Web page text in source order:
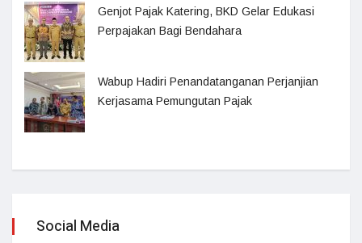
Genjot Pajak Katering, BKD Gelar Edukasi
Perpajakan Bagi Bendahara
Wabup Hadiri Penandatanganan Perjanjian
Kerjasama Pemungutan Pajak
Social Media